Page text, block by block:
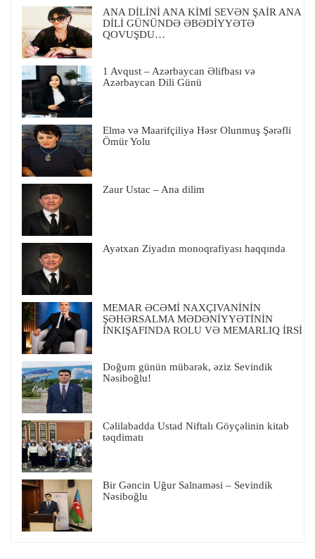
ANA DİLİNİ ANA KİMİ SEVƏN ŞAİR ANA
DİLİ GÜNÜNDƏ ƏBƏDİYYƏTƏ
QOVUŞDU…
1 Avqust – Azərbaycan Əlifbası və
Azərbaycan Dili Günü
Elmə və Maarifçiliyə Həsr Olunmuş Şərəfli
Ömür Yolu
Zaur Ustac – Ana dilim
Ayətxan Ziyadın monoqrafiyası haqqında
MEMAR ƏCƏMİ NAXÇIVANİNİN
ŞƏHƏRSALMA MƏDƏNİYYƏTİNİN
İNKIŞAFINDA ROLU VƏ MEMARLIQ İRSİ
Doğum günün mübarək, əziz Sevindik
Nəsiboğlu!
Cəlilabadda Ustad Niftalı Göyçəlinin kitab
təqdimatı
Bir Gəncin Uğur Salnaməsi – Sevindik
Nəsiboğlu